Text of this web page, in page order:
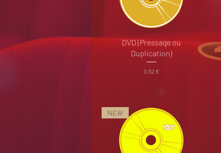
DVD (Pressage ou
Duplication)
Prix
0,52 €
NEW